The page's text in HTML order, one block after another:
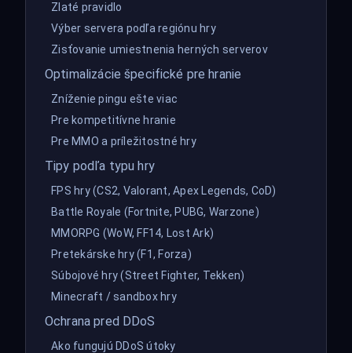
Zlaté pravidlo
Výber servera podľa regiónu hry
Zisťovanie umiestnenia herných serverov
Optimalizácie špecifické pre hranie
Zníženie pingu ešte viac
Pre kompetitívne hranie
Pre MMO a príležitostné hry
Tipy podľa typu hry
FPS hry (CS2, Valorant, Apex Legends, CoD)
Battle Royale (Fortnite, PUBG, Warzone)
MMORPG (WoW, FF14, Lost Ark)
Pretekárske hry (F1, Forza)
Súbojové hry (Street Fighter, Tekken)
Minecraft / sandbox hry
Ochrana pred DDoS
Ako fungujú DDoS útoky